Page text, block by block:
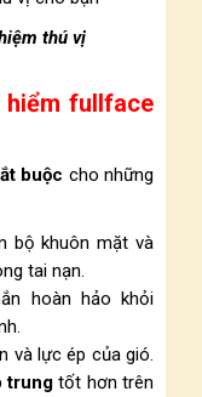
thú vị
fullface
buộc cho những
bộ khuôn mặt và
tai nạn.
hoàn hảo khỏi
và lực ép của gió.
trungtốt hơn trên